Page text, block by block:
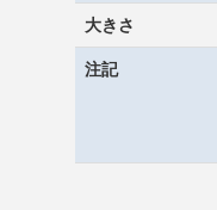
大きさ
注記